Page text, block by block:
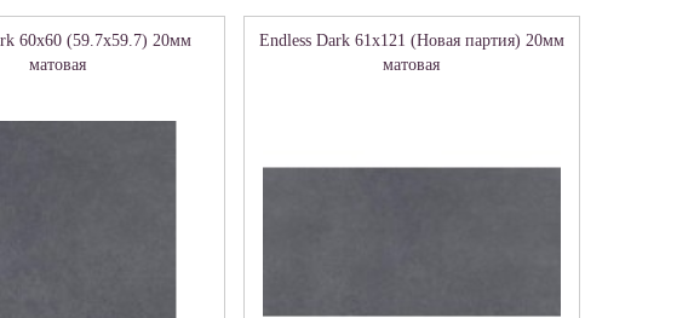
60х60 (59.7х59.7) 20мм
матовая
Endless Dark 61х121 (Новая партия) 20мм
матовая